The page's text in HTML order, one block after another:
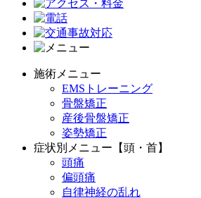
施術メニュー
EMSトレーニング
骨盤矯正
産後骨盤矯正
姿勢矯正
症状別メニュー【頭・首】
頭痛
偏頭痛
自律神経の乱れ